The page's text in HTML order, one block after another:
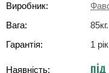
Виробник:
Вага:
85кг.
Гарантія:
1 рік
Наявність: